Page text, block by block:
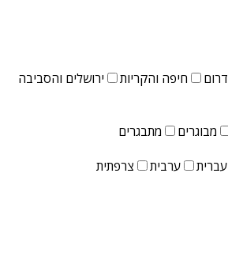
דרום חיפה והקריות ירושלים והסביבה
מבוגרים
מתבגרים
עברית ערבית צרפתית